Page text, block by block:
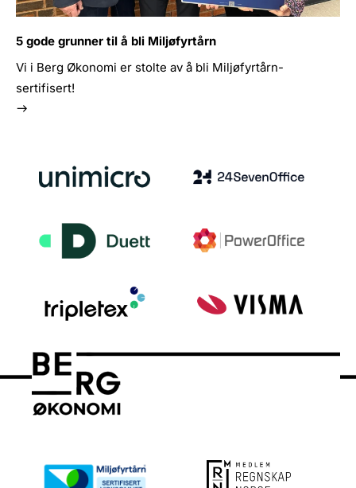
5 gode grunner til å bli Miljøfyrtårn
Vi i Berg Økonomi er stolte av å bli Miljøfyrtårn-
sertifisert!